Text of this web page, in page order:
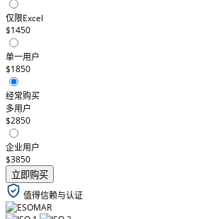
仅限Excel
$1450
单一用户
$1850
经常购买
多用户
$2850
企业用户
$3850
立即购买
值得信赖与认证